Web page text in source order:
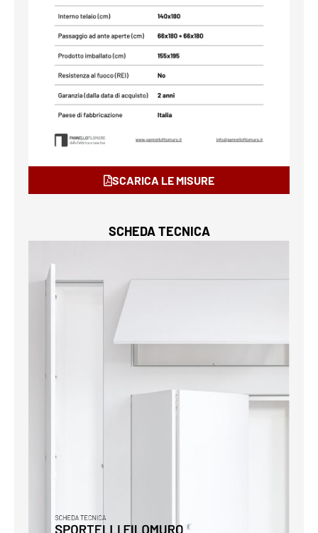
SCARICA LE MISURE
SCHEDA TECNICA